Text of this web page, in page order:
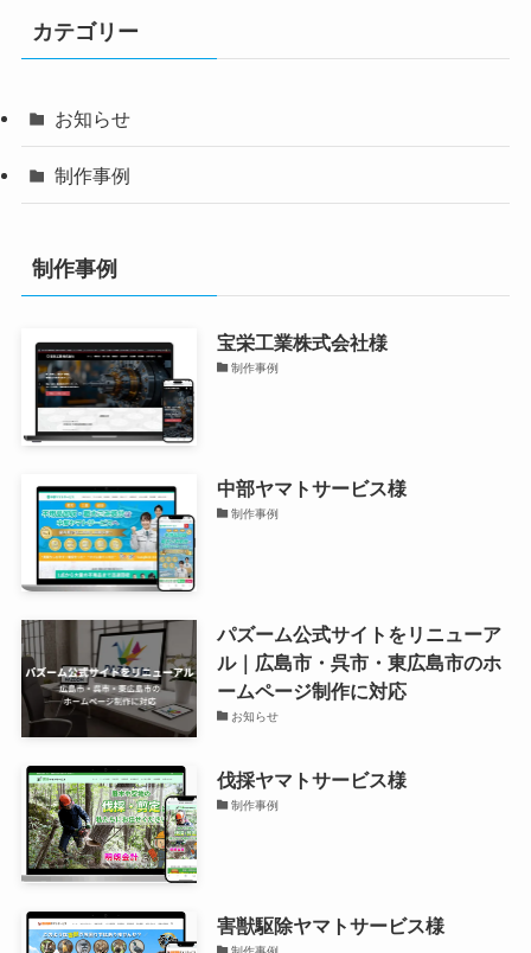
カテゴリー
お知らせ
制作事例
制作事例
宝栄工業株式会社様
制作事例
中部ヤマトサービス様
制作事例
パズーム公式サイトをリニューア
ル｜広島市・呉市・東広島市のホ
ームページ制作に対応
お知らせ
伐採ヤマトサービス様
制作事例
害獣駆除ヤマトサービス様